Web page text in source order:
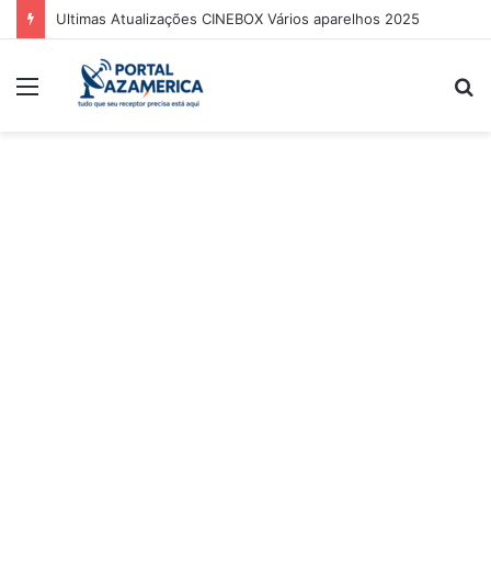
Ultimas Atualizações CINEBOX Vários aparelhos 2025